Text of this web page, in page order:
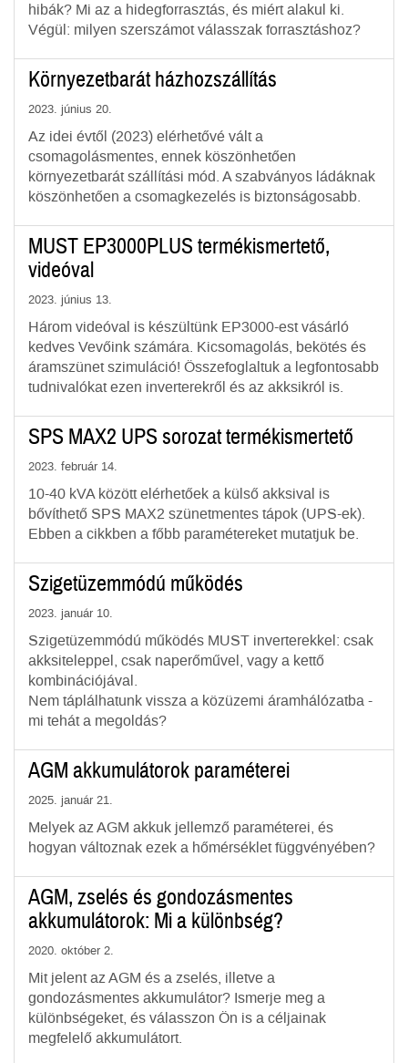
hibák? Mi az a hidegforrasztás, és miért alakul ki.
Végül: milyen szerszámot válasszak forrasztáshoz?
Környezetbarát házhozszállítás
2023. június 20.
Az idei évtől (2023) elérhetővé vált a
csomagolásmentes, ennek köszönhetően
környezetbarát szállítási mód. A szabványos ládáknak
köszönhetően a csomagkezelés is biztonságosabb.
MUST EP3000PLUS termékismertető,
videóval
2023. június 13.
Három videóval is készültünk EP3000-est vásárló
kedves Vevőink számára. Kicsomagolás, bekötés és
áramszünet szimuláció! Összefoglaltuk a legfontosabb
tudnivalókat ezen inverterekről és az akksikról is.
SPS MAX2 UPS sorozat termékismertető
2023. február 14.
10-40 kVA között elérhetőek a külső akksival is
bővíthető SPS MAX2 szünetmentes tápok (UPS-ek).
Ebben a cikkben a főbb paramétereket mutatjuk be.
Szigetüzemmódú működés
2023. január 10.
Szigetüzemmódú működés MUST inverterekkel: csak
akksiteleppel, csak naperőművel, vagy a kettő
kombinációjával.
Nem táplálhatunk vissza a közüzemi áramhálózatba -
mi tehát a megoldás?
AGM akkumulátorok paraméterei
2025. január 21.
Melyek az AGM akkuk jellemző paraméterei, és
hogyan változnak ezek a hőmérséklet függvényében?
AGM, zselés és gondozásmentes
akkumulátorok: Mi a különbség?
2020. október 2.
Mit jelent az AGM és a zselés, illetve a
gondozásmentes akkumulátor? Ismerje meg a
különbségeket, és válasszon Ön is a céljainak
megfelelő akkumulátort.